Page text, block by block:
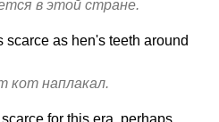
в этой стране.
scarce as hen's teeth around
кот наплакал.